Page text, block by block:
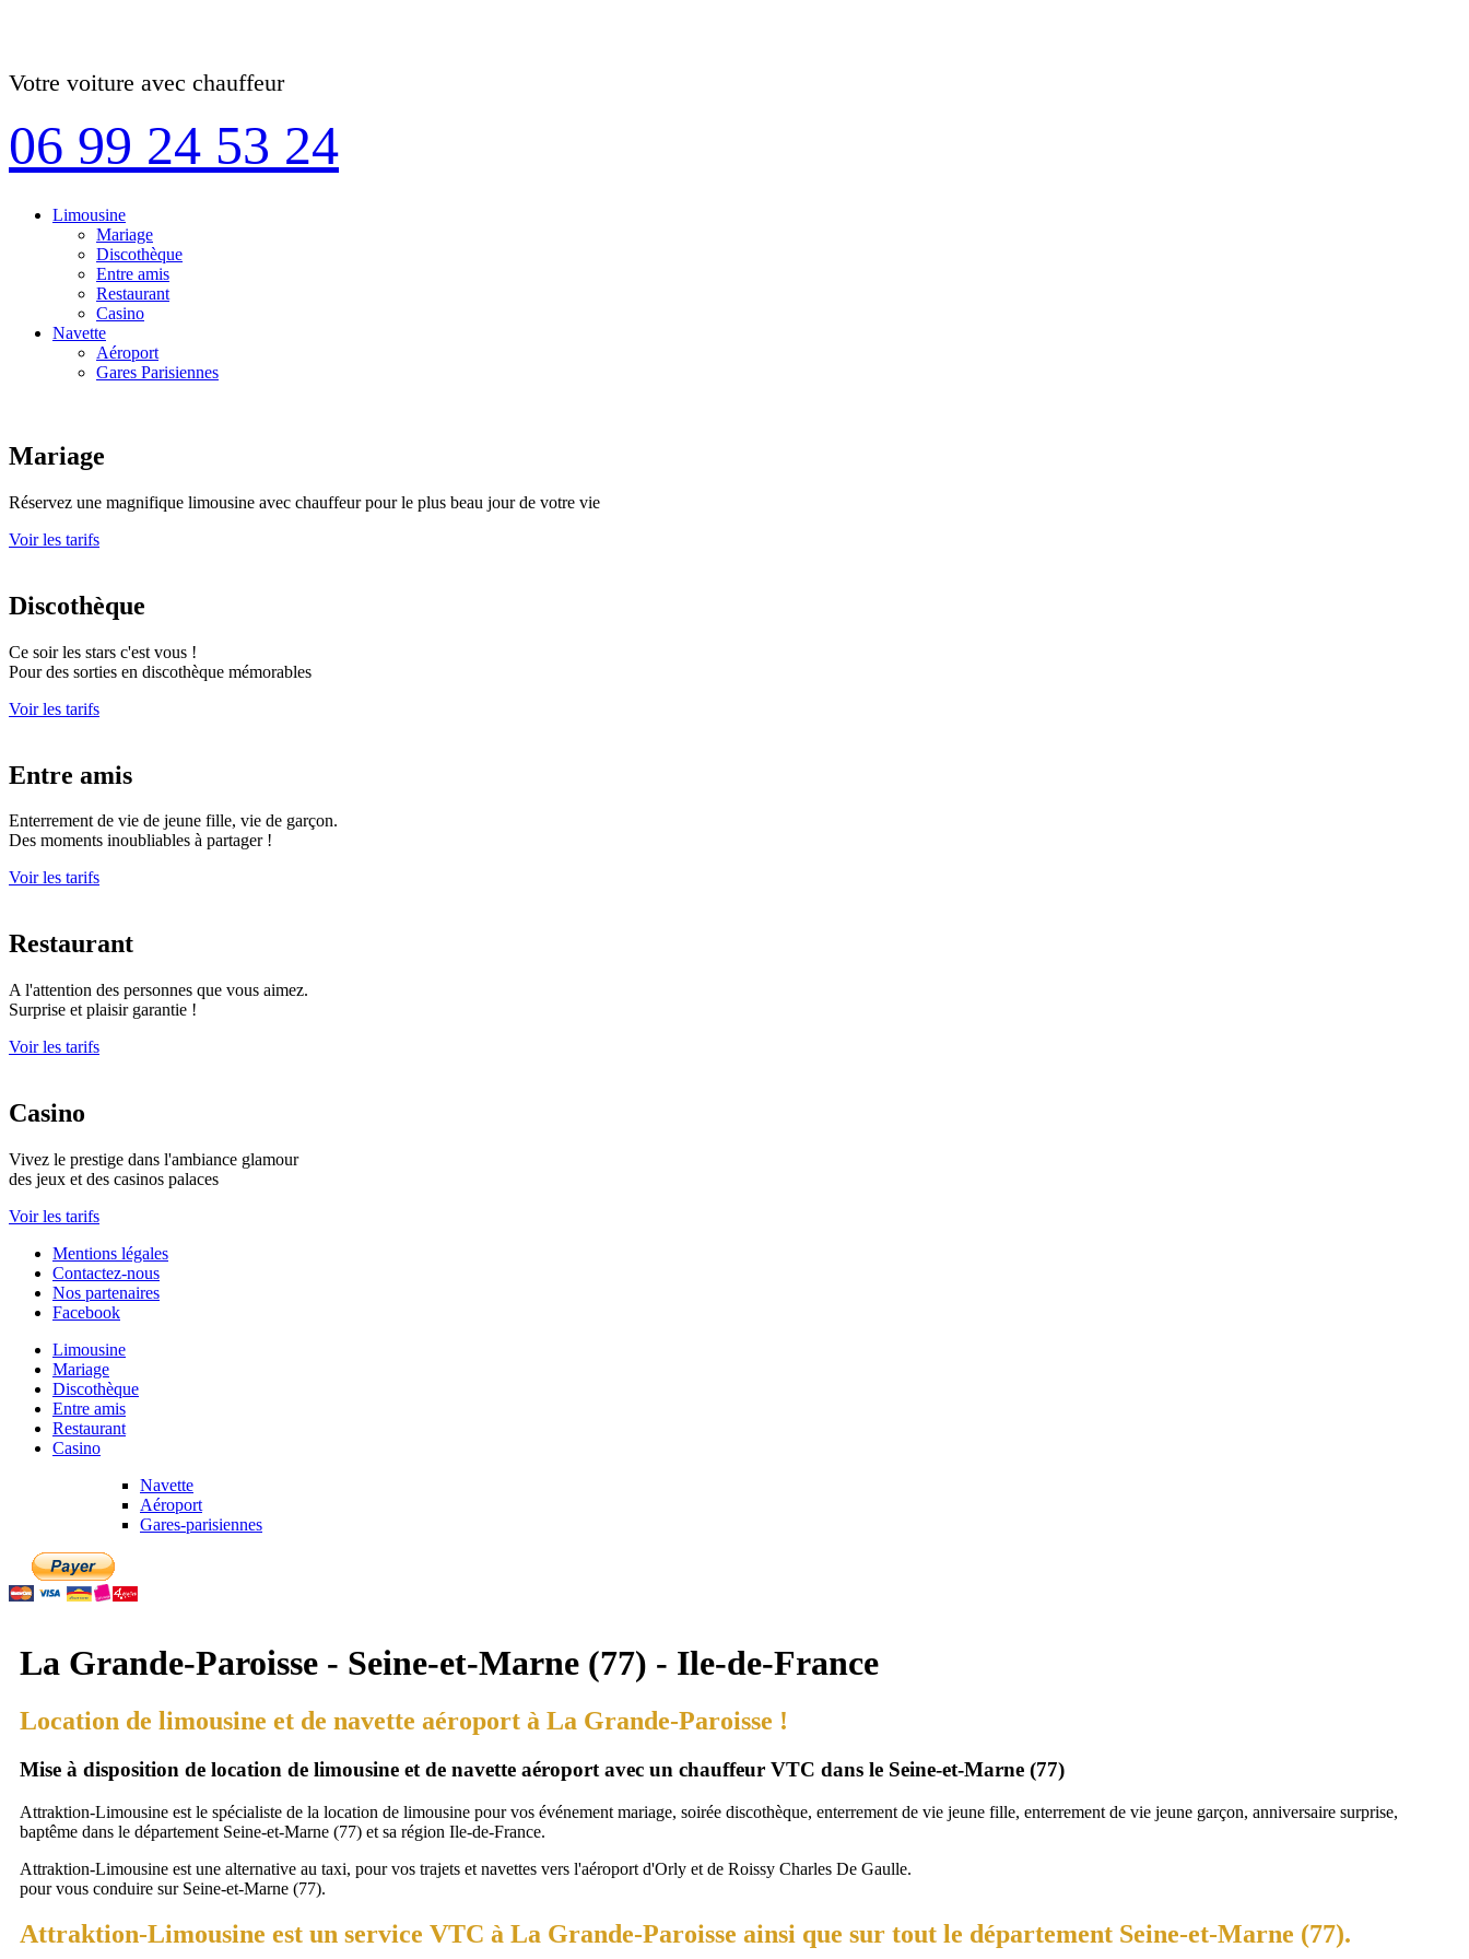
Votre voiture avec chauffeur
06 99 24 53 24
Limousine
Mariage
Discothèque
Entre amis
Restaurant
Casino
Navette
Aéroport
Gares Parisiennes
Mariage
Réservez une magnifique limousine avec chauffeur pour le plus beau jour de votre vie
Voir les tarifs
Discothèque
Ce soir les stars c'est vous !
Pour des sorties en discothèque mémorables
Voir les tarifs
Entre amis
Enterrement de vie de jeune fille, vie de garçon.
Des moments inoubliables à partager !
Voir les tarifs
Restaurant
A l'attention des personnes que vous aimez.
Surprise et plaisir garantie !
Voir les tarifs
Casino
Vivez le prestige dans l'ambiance glamour
des jeux et des casinos palaces
Voir les tarifs
Mentions légales
Contactez-nous
Nos partenaires
Facebook
Limousine
Mariage
Discothèque
Entre amis
Restaurant
Casino
Navette
Aéroport
Gares-parisiennes
La Grande-Paroisse - Seine-et-Marne (77) - Ile-de-France
Location de limousine et de navette aéroport à La Grande-Paroisse !
Mise à disposition de location de limousine et de navette aéroport avec un chauffeur VTC dans le Seine-et-Marne (77)
Attraktion-Limousine est le spécialiste de la location de limousine pour vos événement mariage, soirée discothèque, enterrement de vie jeune fille, enterrement de vie jeune garçon, anniversaire surprise,
baptême dans le département Seine-et-Marne (77) et sa région Ile-de-France.
Attraktion-Limousine est une alternative au taxi, pour vos trajets et navettes vers l'aéroport d'Orly et de Roissy Charles De Gaulle.
pour vous conduire sur Seine-et-Marne (77).
Attraktion-Limousine est un service VTC à La Grande-Paroisse ainsi que sur tout le département Seine-et-Marne (77).